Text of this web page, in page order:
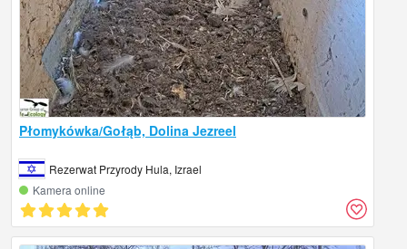
Płomykówka/Gołąb, Dolina Jezreel
Rezerwat Przyrody Hula, Izrael
Kamera online